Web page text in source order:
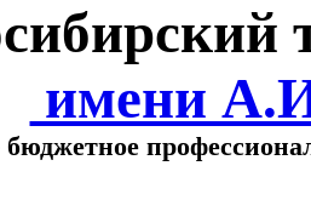
имени
бюджетное